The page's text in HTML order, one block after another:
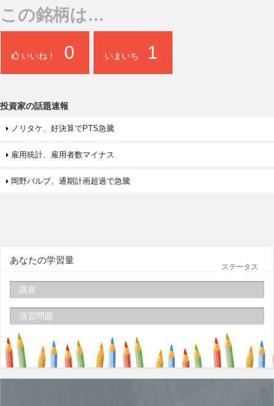
この銘柄は…
いいね！ 0 いまいち 1
投資家の話題速報
ノリタケ、好決算でPTS急騰
雇用統計、雇用者数マイナス
岡野バルブ、通期計画超過で急騰
ステータス
あなたの学習量
講座
演習問題